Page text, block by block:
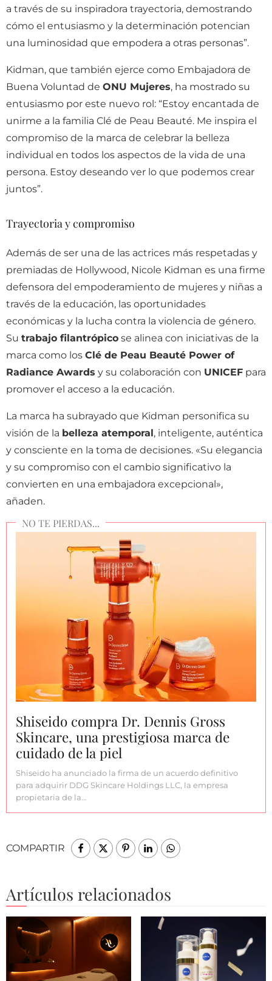
a través de su inspiradora trayectoria, demostrando
cómo el entusiasmo y la determinación potencian
una luminosidad que empodera a otras personas”.
Kidman, que también ejerce como Embajadora de
Buena Voluntad de ONU Mujeres, ha mostrado su
entusiasmo por este nuevo rol: “Estoy encantada de
unirme a la familia Clé de Peau Beauté. Me inspira el
compromiso de la marca de celebrar la belleza
individual en todos los aspectos de la vida de una
persona. Estoy deseando ver lo que podemos crear
juntos”.
Trayectoria y compromiso
Además de ser una de las actrices más respetadas y
premiadas de Hollywood, Nicole Kidman es una firme
defensora del empoderamiento de mujeres y niñas a
través de la educación, las oportunidades
económicas y la lucha contra la violencia de género.
Su trabajo filantrópico se alinea con iniciativas de la
marca como los Clé de Peau Beauté Power of
Radiance Awards y su colaboración con UNICEF para
promover el acceso a la educación.
La marca ha subrayado que Kidman personifica su
visión de la belleza atemporal, inteligente, auténtica
y consciente en la toma de decisiones. «Su elegancia
y su compromiso con el cambio significativo la
convierten en una embajadora excepcional»,
añaden.
Shiseido compra Dr. Dennis Gross
Skincare, una prestigiosa marca de
cuidado de la piel
Shiseido ha anunciado la firma de un acuerdo definitivo
para adquirir DDG Skincare Holdings LLC, la empresa
propietaria de la…
COMPARTIR
Artículos relacionados